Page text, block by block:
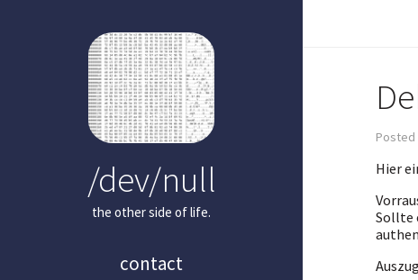
/dev/null
the other side of life.
contact
Posted
Hier
Sollte